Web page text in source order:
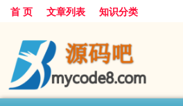
首 页 文章列表 知识分类